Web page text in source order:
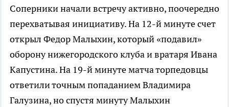
Соперники начали встречу активно, поочередно
перехватывая инициативу. На 12-й минуте счет
открыл Федор Малыхин, который «подавил»
оборону нижегородского клуба и вратаря Ивана
Капустина. На 19-й минуте матча торпедовцы
ответили точным попаданием Владимира
Галузина, но спустя минуту Малыхин